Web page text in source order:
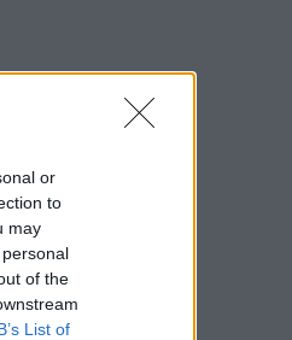
or
to
may
of the
List of